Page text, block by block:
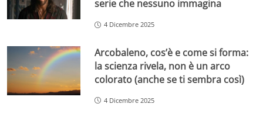
serie che nessuno immagina
4 Dicembre 2025
Arcobaleno, cos’è e come si forma:
la scienza rivela, non è un arco
colorato (anche se ti sembra così)
4 Dicembre 2025